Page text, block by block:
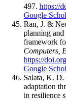
497. https://
Google
Ran, J. &
planning
framework
Computers,
https://
Google
Salata, K.
adaptation
in resilience